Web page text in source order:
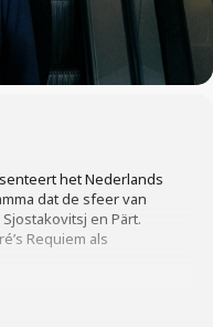
het Nederlands
dat de sfeer van
en Pärt.
Requiem als
het Nederlands